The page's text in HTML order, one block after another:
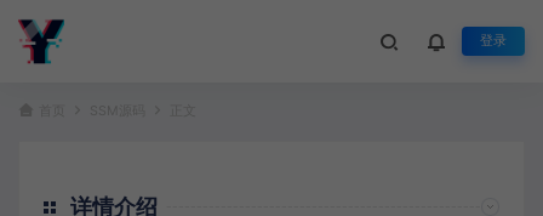
登录
详情介绍